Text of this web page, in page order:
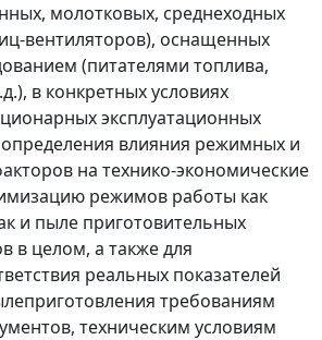
молотковых, среднеходных
вентиляторов), оснащенных
(питателями топлива,
в конкретных условиях
эксплуатационных
влияния режимных и
на технико-экономические
режимов работы как
и пыле приготовительных
в целом, а также для
реальных показателей
требованиям
техническим условиям